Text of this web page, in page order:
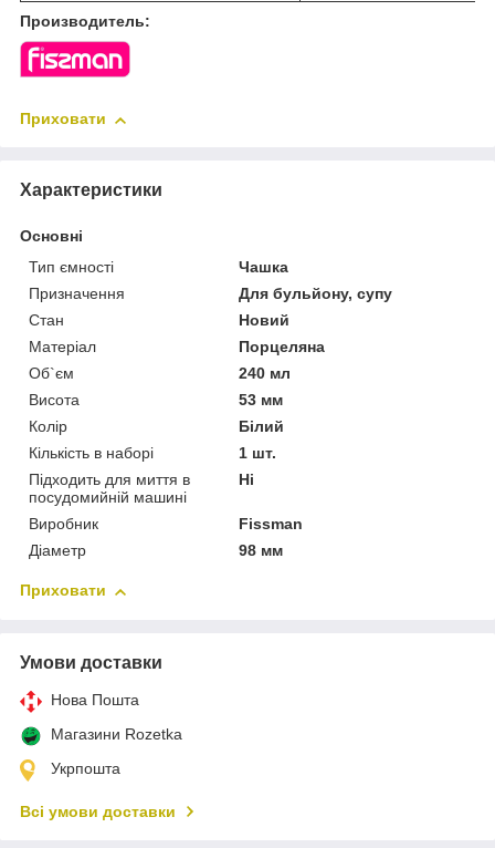
Производитель:
Приховати
Характеристики
Основні
Тип ємності
Чашка
Призначення
Для бульйону, супу
Стан
Новий
Матеріал
Порцеляна
Об`єм
240 мл
Висота
53 мм
Колір
Білий
Кількість в наборі
1 шт.
Підходить для миття в
посудомийній машині
Ні
Виробник
Fissman
Діаметр
98 мм
Приховати
Умови доставки
Нова Пошта
Магазини Rozetka
Укрпошта
Всі умови доставки